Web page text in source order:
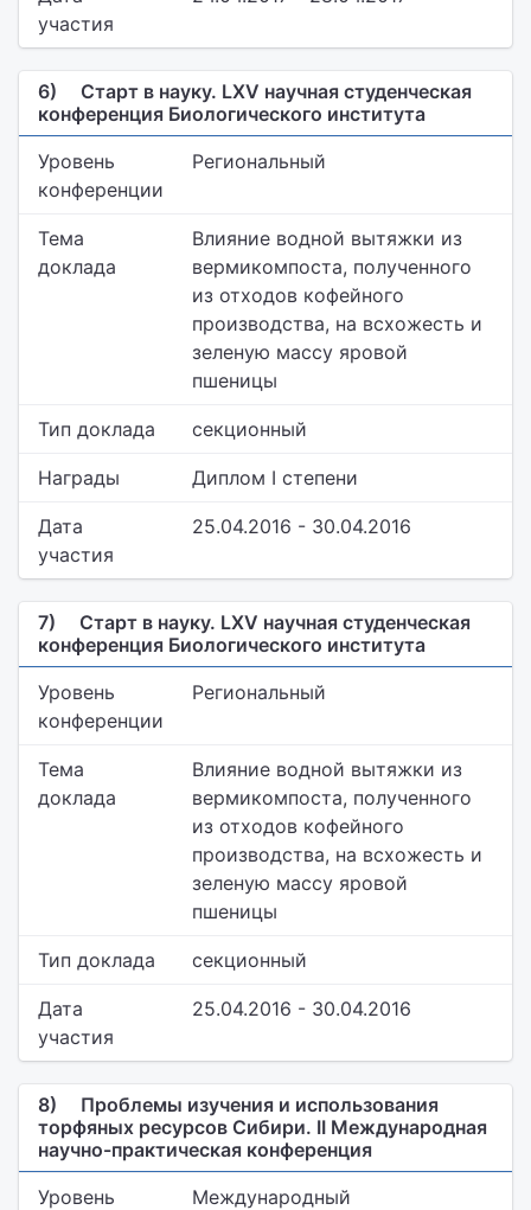
участия
6)
Старт в науку. LXV научная студенческая
конференция Биологического института
Уровень
конференции
Региональный
Тема
доклада
Влияние водной вытяжки из
вермикомпоста, полученного
из отходов кофейного
производства, на всхожесть и
зеленую массу яровой
пшеницы
Тип доклада секционный
Награды Диплом I степени
Дата
участия
25.04.2016 - 30.04.2016
7)
Старт в науку. LXV научная студенческая
конференция Биологического института
Уровень
конференции
Региональный
Тема
доклада
Влияние водной вытяжки из
вермикомпоста, полученного
из отходов кофейного
производства, на всхожесть и
зеленую массу яровой
пшеницы
Тип доклада секционный
Дата
участия
25.04.2016 - 30.04.2016
8)
Проблемы изучения и использования
торфяных ресурсов Сибири. II Международная
научно-практическая конференция
Уровень
Международный